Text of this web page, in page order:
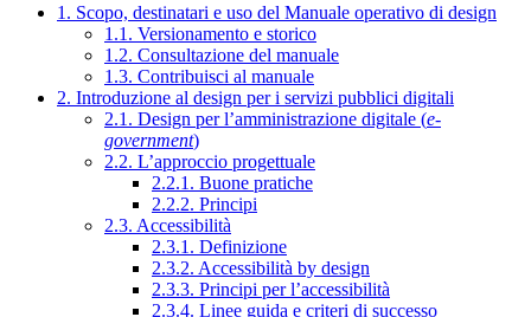
1. Scopo, destinatari e uso del Manuale operativo di design
1.1. Versionamento e storico
1.2. Consultazione del manuale
1.3. Contribuisci al manuale
2. Introduzione al design per i servizi pubblici digitali
2.1. Design per l’amministrazione digitale (e-
government)
2.2. L’approccio progettuale
2.2.1. Buone pratiche
2.2.2. Principi
2.3. Accessibilità
2.3.1. Definizione
2.3.2. Accessibilità by design
2.3.3. Principi per l’accessibilità
2.3.4. Linee guida e criteri di successo